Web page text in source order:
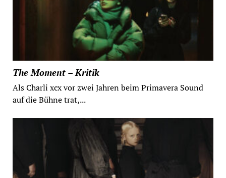
The Moment – Kritik
Als Charli xcx vor zwei Jahren beim Primavera Sound
auf die Bühne trat,...